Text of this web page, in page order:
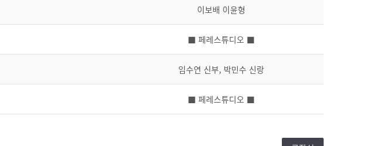
이보배 이윤형
■ 페레스튜디오 ■
임수연 신부, 박민수 신랑
■ 페레스튜디오 ■